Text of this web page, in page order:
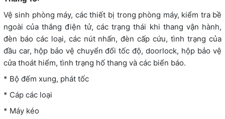
Vệ sinh phòng máy, các thiết bị trong phòng máy, kiểm tra bề
ngoài của thắng điện tử, các trạng thái khi thang vận hành,
đèn báo các loại, các nút nhấn, đèn cấp cứu, tình trạng của
đầu car, hộp bảo vệ chuyển đổi tốc độ, doorlock, hộp bảo vệ
cửa thoát hiểm, tình trạng hố thang và các biển báo.
* Bộ đếm xung, phát tốc
* Cáp các loại
* Máy kéo